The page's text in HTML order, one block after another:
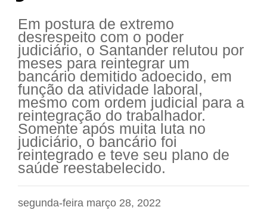
Em postura de extremo
desrespeito com o poder
judiciário, o Santander relutou por
meses para reintegrar um
bancário demitido adoecido, em
função da atividade laboral,
mesmo com ordem judicial para a
reintegração do trabalhador.
Somente após muita luta no
judiciário, o bancário foi
reintegrado e teve seu plano de
saúde reestabelecido.
segunda-feira março 28, 2022